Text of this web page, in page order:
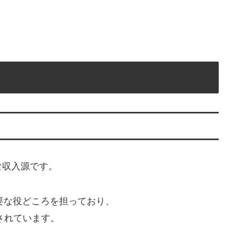
入源です。
役どころを担っており、
ています。